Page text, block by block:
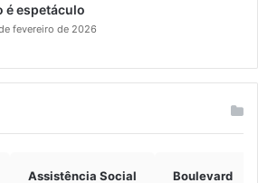
é espetáculo
fevereiro de 2026
Assistência Social Boulevard